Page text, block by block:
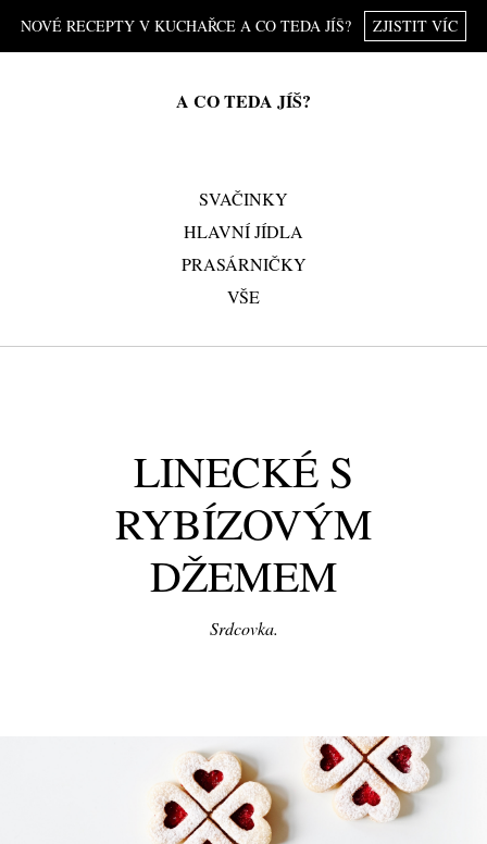
NOVÉ RECEPTY V KUCHAŘCE A CO TEDA JÍŠ? ZJISTIT VÍC
A CO TEDA JÍŠ?
SVAČINKY
HLAVNÍ JÍDLA
PRASÁRNIČKY
VŠE
LINECKÉ S
RYBÍZOVÝM
DŽEMEM
Srdcovka.